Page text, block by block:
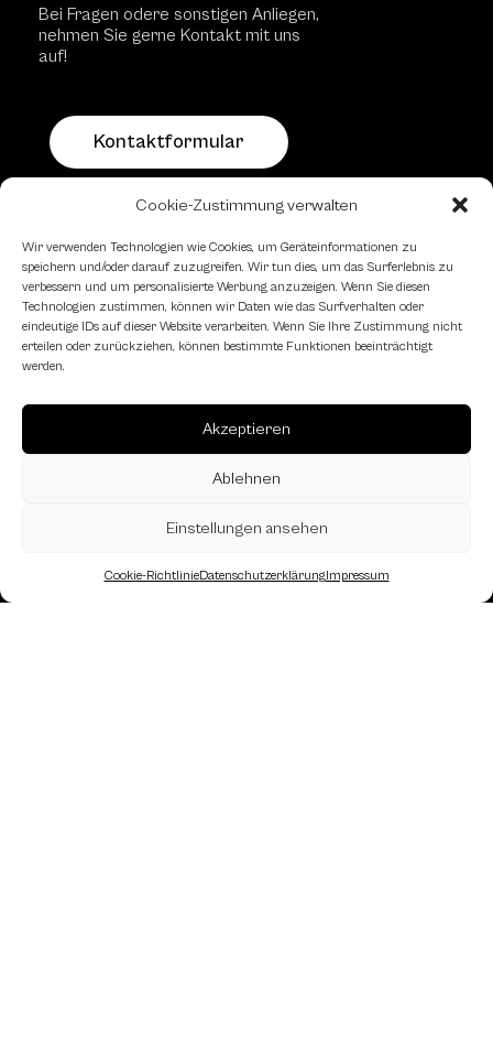
Cookie-Zustimmung verwalten
Wir verwenden Technologien wie Cookies, um Geräteinformationen zu
speichern und/oder darauf zuzugreifen. Wir tun dies, um das Surferlebnis zu
verbessern und um personalisierte Werbung anzuzeigen. Wenn Sie diesen
Technologien zustimmen, können wir Daten wie das Surfverhalten oder
eindeutige IDs auf dieser Website verarbeiten. Wenn Sie Ihre Zustimmung nicht
erteilen oder zurückziehen, können bestimmte Funktionen beeinträchtigt
werden.
Akzeptieren
Ablehnen
Einstellungen ansehen
Cookie-RichtlinieDatenschutzerklärungImpressum
Bei Fragen odere sonstigen Anliegen,
nehmen Sie gerne Kontakt mit uns
auf!
Kontaktformular
Schachfreundliche Lokale